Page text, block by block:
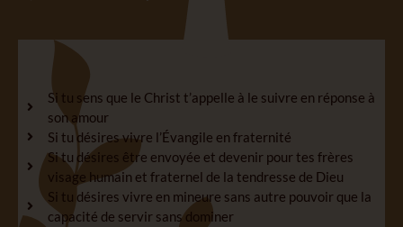
Si tu sens que le Christ t’appelle à le suivre en réponse à
son amour
Si tu désires vivre l’Évangile en fraternité
Si tu désires être envoyée et devenir pour tes frères
visage humain et fraternel de la tendresse de Dieu
Si tu désires vivre en mineure sans autre pouvoir que la
capacité de servir sans dominer